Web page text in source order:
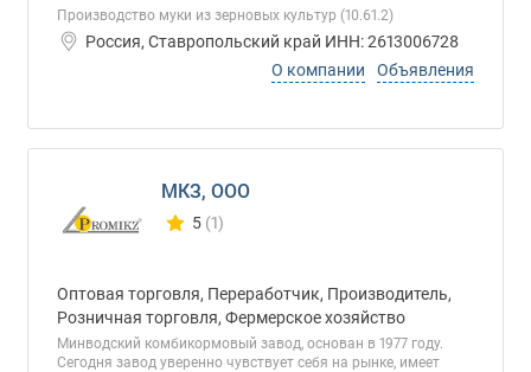
Производство муки из зерновых культур (10.61.2)
Россия, Ставропольский край ИНН: 2613006728
О компании
Объявления
МКЗ, ООО
Количество отзывов у компании всего и
5 (1)
Оптовая торговля, Переработчик, Производитель,
Розничная торговля, Фермерское хозяйство
Минводский комбикормовый завод, основан в 1977 году.
Сегодня завод уверенно чувствует себя на рынке, имеет